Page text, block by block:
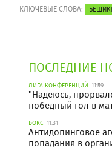
КЛЮЧЕВЫЕ СЛОВА:
ПОСЛЕДНИЕ
ЛИГА КОНФЕРЕНЦИЙ 11:59
"Надеюсь,
победный гол в
БОКС 11:31
Антидопинговое
попадания в